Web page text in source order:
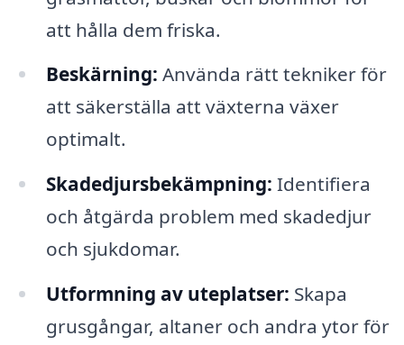
att hålla dem friska.
Beskärning: Använda rätt tekniker för
att säkerställa att växterna växer
optimalt.
Skadedjursbekämpning: Identifiera
och åtgärda problem med skadedjur
och sjukdomar.
Utformning av uteplatser: Skapa
grusgångar, altaner och andra ytor för